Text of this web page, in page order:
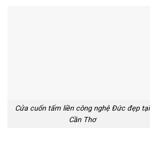
Cửa cuốn tấm liền công nghệ Đức đẹp tại
Cần Thơ